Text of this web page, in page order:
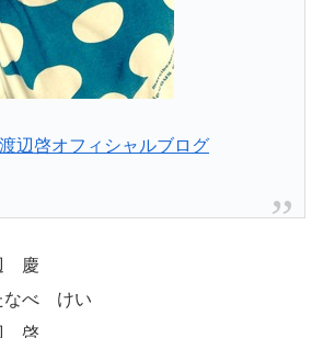
渡辺啓オフィシャルブログ
慶
べ けい
啓